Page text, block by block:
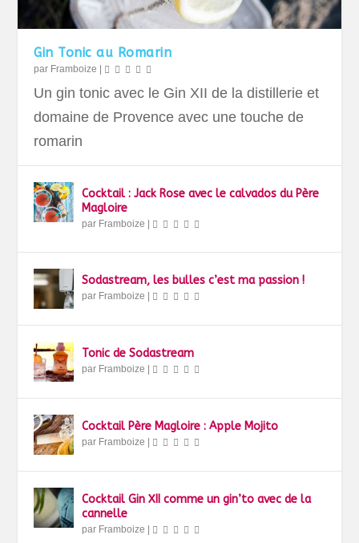
Gin Tonic au Romarin
par Framboize |
Un gin tonic avec le Gin XII de la distillerie et
domaine de Provence avec une touche de
romarin
Cocktail : Jack Rose avec le calvados du Père
Magloire
par Framboize |
Sodastream, les bulles c’est ma passion !
par Framboize |
Tonic de Sodastream
par Framboize |
Cocktail Père Magloire : Apple Mojito
par Framboize |
Cocktail Gin XII comme un gin’to avec de la
cannelle
par Framboize |